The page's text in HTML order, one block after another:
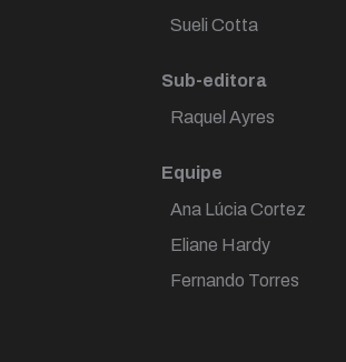
Sueli Cotta
Sub-editora
Raquel Ayres
Equipe
Ana Lúcia Cortez
Eliane Hardy
Fernando Torres